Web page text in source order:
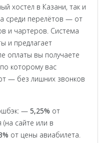
хостел в Казани, так и
среди перелётов — от
и чартеров. Система
и предлагает
оплаты вы получаете
которому вас
— без лишних звонков
— 5,25% от
сайте или в
от цены авиабилета.